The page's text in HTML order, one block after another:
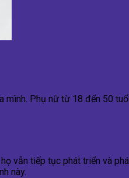
Phụ nữ từ 18 đến 50
vẫn tiếp tục phát triển và
này.